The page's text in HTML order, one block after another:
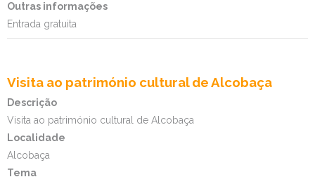
Outras informações
Entrada gratuita
Visita ao património cultural de Alcobaça
Descrição
Visita ao património cultural de Alcobaça
Localidade
Alcobaça
Tema